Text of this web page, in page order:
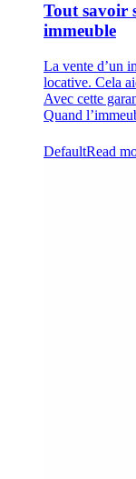
Tout savoir
immeuble
La vente d’un
locative. Cela
Avec cette
Quand
DefaultRead